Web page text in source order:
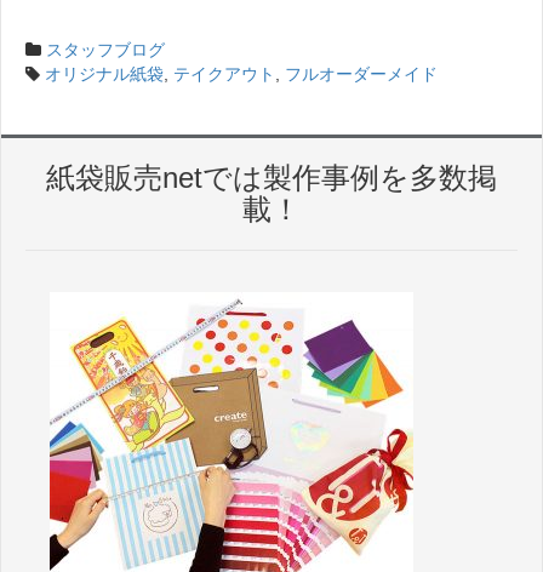
スタッフブログ
オリジナル紙袋, テイクアウト , フルオーダーメイド
紙袋販売netでは製作事例を多数掲
載！